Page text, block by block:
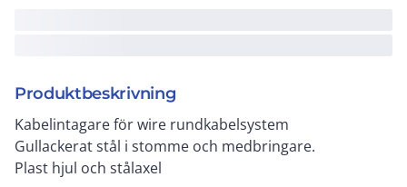
Produktbeskrivning
Kabelintagare för wire rundkabelsystem
Gullackerat stål i stomme och medbringare.
Plast hjul och stålaxel